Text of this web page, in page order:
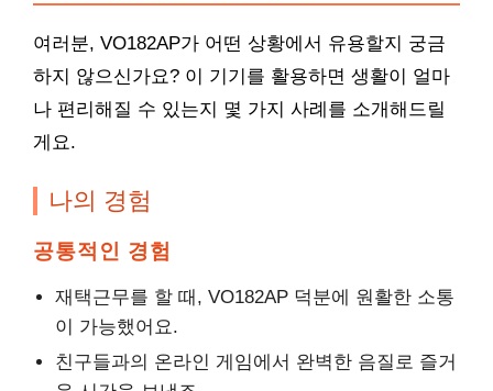
여러분, VO182AP가 어떤 상황에서 유용할지 궁금
하지 않으신가요? 이 기기를 활용하면 생활이 얼마
나 편리해질 수 있는지 몇 가지 사례를 소개해드릴
게요.
나의 경험
공통적인 경험
재택근무를 할 때, VO182AP 덕분에 원활한 소통
이 가능했어요.
친구들과의 온라인 게임에서 완벽한 음질로 즐거